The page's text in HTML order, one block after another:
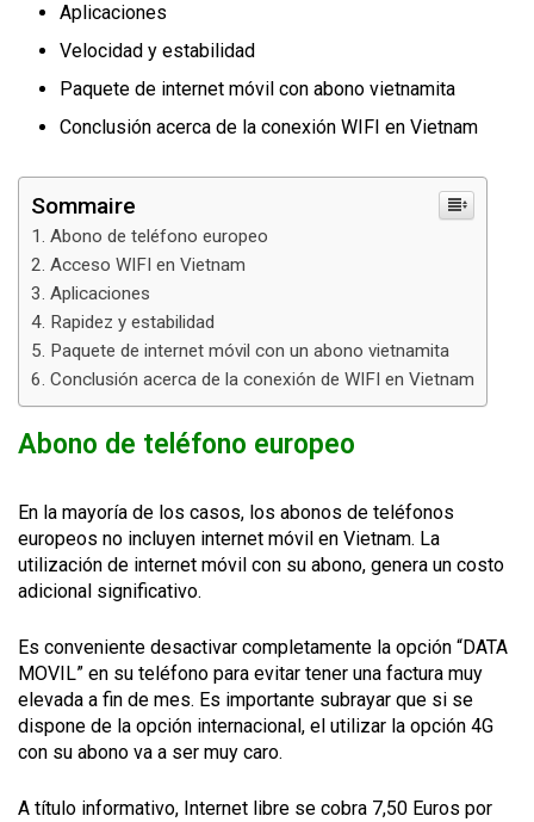
Aplicaciones
Velocidad y estabilidad
Paquete de internet móvil con abono vietnamita
Conclusión acerca de la conexión WIFI en Vietnam
Sommaire
Abono de teléfono europeo
Acceso WIFI en Vietnam
Aplicaciones
Rapidez y estabilidad
Paquete de internet móvil con un abono vietnamita
Conclusión acerca de la conexión de WIFI en Vietnam
Abono de teléfono europeo
En la mayoría de los casos, los abonos de teléfonos
europeos no incluyen internet móvil en Vietnam. La
utilización de internet móvil con su abono, genera un costo
adicional significativo.
Es conveniente desactivar completamente la opción “DATA
MOVIL” en su teléfono para evitar tener una factura muy
elevada a fin de mes. Es importante subrayar que si se
dispone de la opción internacional, el utilizar la opción 4G
con su abono va a ser muy caro.
A título informativo, Internet libre se cobra 7,50 Euros por